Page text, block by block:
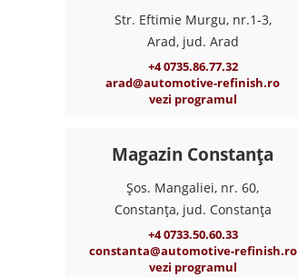
Str. Eftimie Murgu, nr.1-3,
Arad, jud. Arad
+4 0735.86.77.32
arad@automotive-refinish.ro
vezi programul
Magazin Constanța
Șos. Mangaliei, nr. 60,
Constanța, jud. Constanța
+4 0733.50.60.33
constanta@automotive-refinish.ro
vezi programul